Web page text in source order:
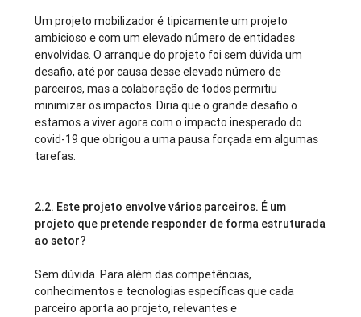
Um projeto mobilizador é tipicamente um projeto
ambicioso e com um elevado número de entidades
envolvidas. O arranque do projeto foi sem dúvida um
desafio, até por causa desse elevado número de
parceiros, mas a colaboração de todos permitiu
minimizar os impactos. Diria que o grande desafio o
estamos a viver agora com o impacto inesperado do
covid-19 que obrigou a uma pausa forçada em algumas
tarefas.
2.2. Este projeto envolve vários parceiros. É um
projeto que pretende responder de forma estruturada
ao setor?
Sem dúvida. Para além das competências,
conhecimentos e tecnologias específicas que cada
parceiro aporta ao projeto, relevantes e